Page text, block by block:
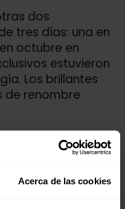
Acerca de las cookies
dos
tres días: una en
octubre en
estuvieron
Los brillantes
de renombre
Tourtambién fue
en Europa
con la tercera
ya en marcha